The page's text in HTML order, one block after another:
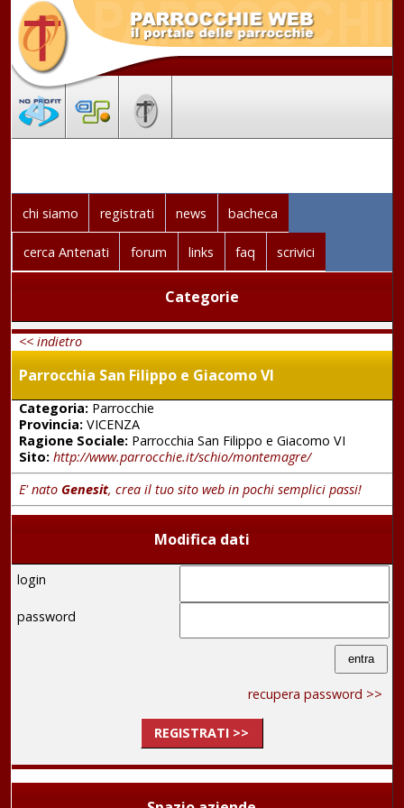
chi siamo registrati news bacheca
cerca Antenati forum links faq scrivici
Categorie
<< indietro
Parrocchia San Filippo e Giacomo VI
Categoria:Parrocchie
Provincia:VICENZA
Ragione Sociale:Parrocchia San Filippo e Giacomo VI
Sito: http://www.parrocchie.it/schio/montemagre/
E' nato Genesit, crea il tuo sito web in pochi semplici passi!
Modifica dati
login
password
recupera password >>
REGISTRATI >>